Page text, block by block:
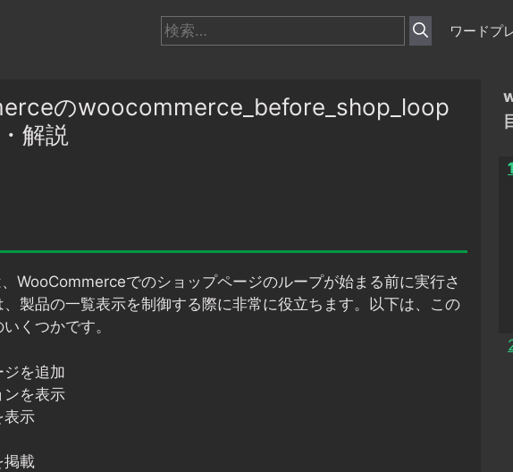
検
索:
ワードプ
のwoocommerce_before_shop_loop
解説
WooCommerceでのショップページのループが始まる前に実行さ
製品の一覧表示を制御する際に非常に役立ちます。以下は、この
くつかです。
を追加
ンを表示
表示
掲載